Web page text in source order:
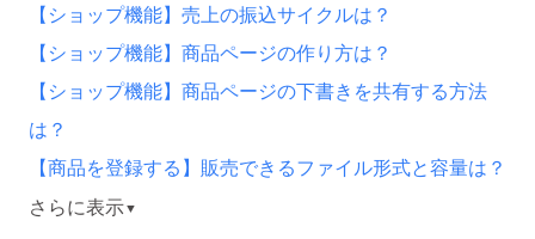
【ショップ機能】売上の振込サイクルは？
【ショップ機能】商品ページの作り方は？
【ショップ機能】商品ページの下書きを共有する方法
は？
【商品を登録する】販売できるファイル形式と容量は？
さらに表示▼